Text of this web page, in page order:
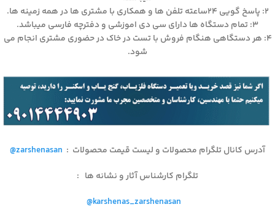
۲: پاسخ گویی ۲۴ساعته تلفن ها و همکاری با مشتری ها در همه زمینه ها.
۳: تمام دستگاه ها دارای سی دی اموزشی و دفترچه فارسی میباشد.
۴: هر دستگاهی هنگام فروش با تست در خاک در حضوری مشتری انجام می
شود.
آدرس کانال تلگرام محصولات و لیست قیمت محصولات :
@zarshenasan
تلگرام کارشناس آثار و نشانه ها :
@karshenas_zarshenasan